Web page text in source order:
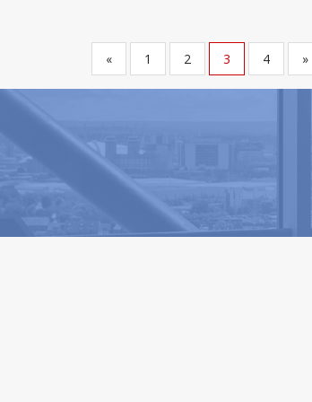
« 1 2 3 4 »